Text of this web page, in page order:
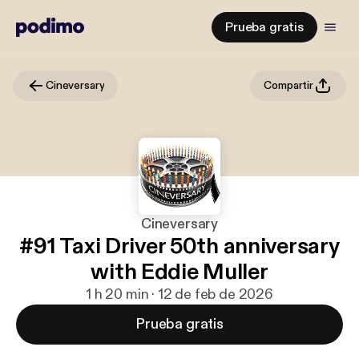
Prueba gratis
Cineversary Compartir
Cineversary
#91 Taxi Driver 50th anniversary
with Eddie Muller
1 h 20 min · 12 de feb de 2026
Prueba gratis